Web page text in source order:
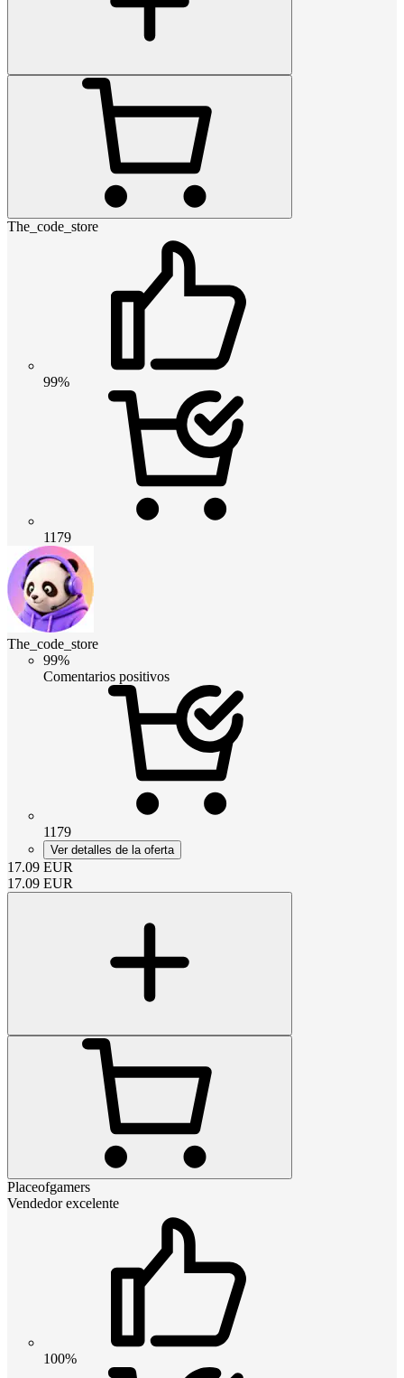
The_code_store
99%
1179
The_code_store
99%
Comentarios positivos
1179
Ver detalles de la oferta
17.09 EUR
17.09 EUR
Placeofgamers
Vendedor excelente
100%